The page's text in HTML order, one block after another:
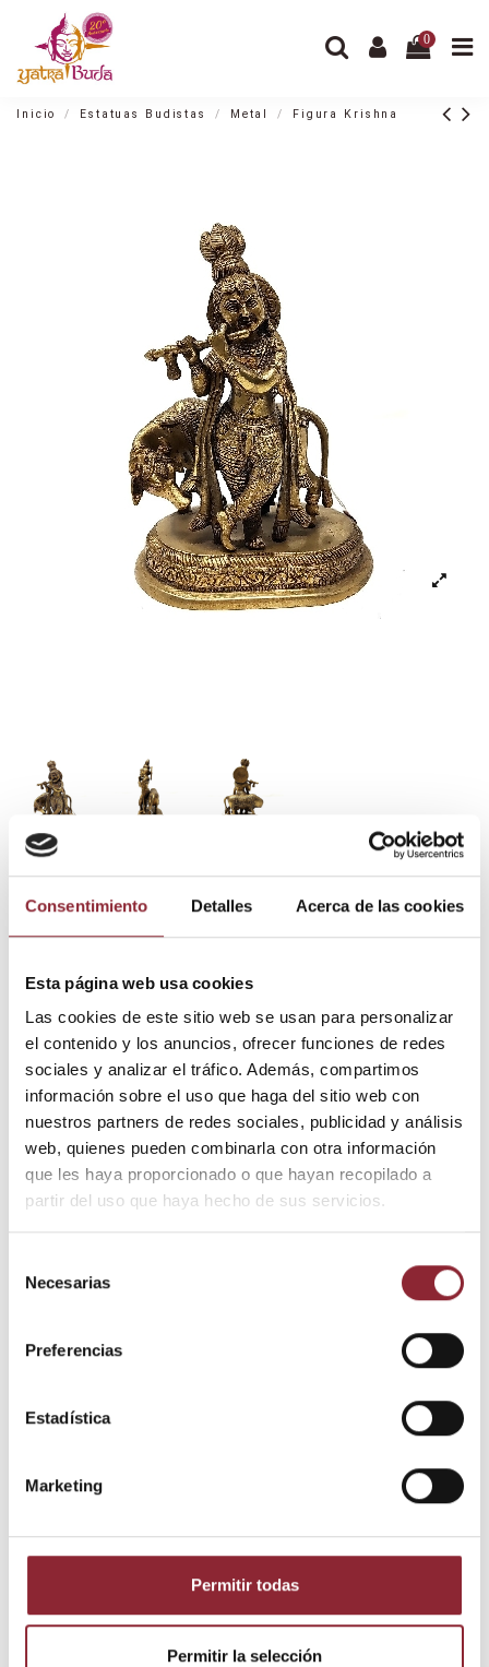
Consentimiento Detalles Acerca de las cookies
Esta página web usa cookies
Las cookies de este sitio web se usan para personalizar
el contenido y los anuncios, ofrecer funciones de redes
sociales y analizar el tráfico. Además, compartimos
información sobre el uso que haga del sitio web con
nuestros partners de redes sociales, publicidad y análisis
web, quienes pueden combinarla con otra información
que les haya proporcionado o que hayan recopilado a
partir del uso que haya hecho de sus servicios.
Necesarias
Preferencias
Estadística
Marketing
Permitir todas
Permitir la selección
0
Inicio Estatuas Budistas Metal Figura Krishna
Figura Krishna
85,00 €
Figura de bronce que representa a Krishna tocando el bansuri
como símbolo del despertar espiritual.
Medidas: 18 x 14 x 9 cms.
Añadir al carrito